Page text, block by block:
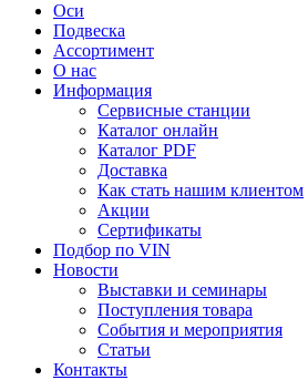
Оси
Подвеска
Ассортимент
О нас
Информация
Сервисные станции
Каталог онлайн
Каталог PDF
Доставка
Как стать нашим клиентом
Акции
Сертификаты
Подбор по VIN
Новости
Выставки и семинары
Поступления товара
События и мероприятия
Статьи
Контакты